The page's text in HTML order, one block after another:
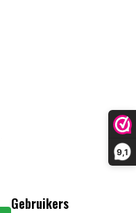
9,1
Gebruikers